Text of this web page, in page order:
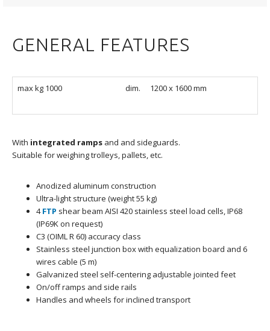
GENERAL FEATURES
max kg 1000 dim. 1200 x 1600 mm
With integrated ramps and and sideguards.
Suitable for weighing trolleys, pallets, etc.
Anodized aluminum construction
Ultra-light structure (weight 55 kg)
4FTP shear beam AISI 420 stainless steel load cells, IP68
(IP69K on request)
C3 (OIML R 60) accuracy class
Stainless steel junction box with equalization board and 6
wires cable (5 m)
Galvanized steel self-centering adjustable jointed feet
On/off ramps and side rails
Handles and wheels for inclined transport